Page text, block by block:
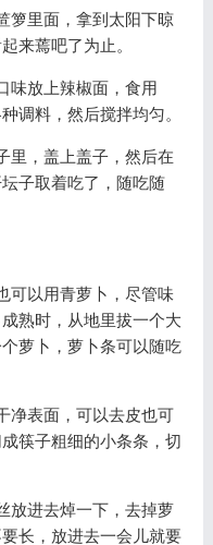
箩里面，拿到太阳下晾
来蔫吧了为止。
味放上辣椒面，食用
调料，然后搅拌均匀。
里，盖上盖子，然后在
子取着吃了，随吃随
可以用青萝卜，尽管味
熟时，从地里拔一个大
萝卜，萝卜条可以随吃
净表面，可以去皮也可
筷子粗细的小条条，切
放进去焯一下，去掉萝
长，放进去一会儿就要